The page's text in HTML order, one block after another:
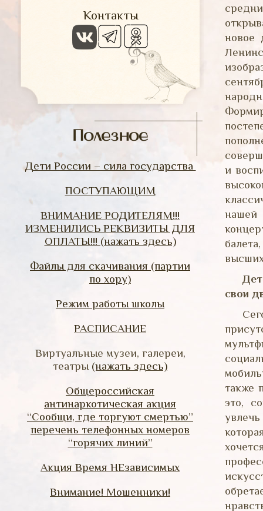
Контакты
Полезное
Дети России – сила государства
ПОСТУПАЮЩИМ
ВНИМАНИЕ РОДИТЕЛЯМ!!!
ИЗМЕНИЛИСЬ РЕКВИЗИТЫ ДЛЯ
ОПЛАТЫ!!! (нажать здесь)
Файлы для скачивания (партии
по хору)
Режим работы школы
РАСПИСАНИЕ
Виртуальные музеи, галереи,
театры (нажать здесь)
Общероссийская
антинаркотическая акция
“Сообщи, где торгуют смертью”
перечень телефонных номеров
“горячих линий”
Акция Время НЕзависимых
Внимание! Мошенники!
новое
и
нашей
свои
также
это,